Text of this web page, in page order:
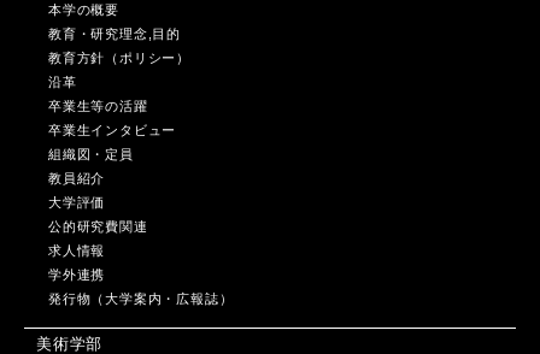
本学の概要
教育・研究理念,目的
教育方針（ポリシー）
沿革
卒業生等の活躍
卒業生インタビュー
組織図・定員
教員紹介
大学評価
公的研究費関連
求人情報
学外連携
発行物（大学案内・広報誌）
美術学部